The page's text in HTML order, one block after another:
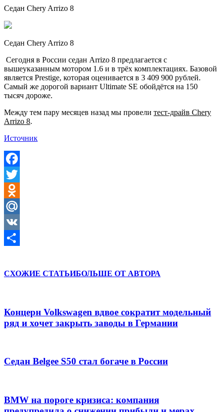
Седан Chery Arrizo 8
Седан Chery Arrizo 8
Сегодня в России седан Arrizo 8 предлагается с
вышеуказанным мотором 1.6 и в трёх комплектациях. Базовой
является Prestige, которая оценивается в 3 409 900 рублей.
Самый же дорогой вариант Ultimate SE обойдётся на 150
тысяч дороже.
Между тем пару месяцев назад мы провели тест-драйв Chery
Arrizo 8.
Источник
Facebook
Twitter
Odnoklassniki
Mail.Ru
VK
СХОЖИЕ СТАТЬИБОЛЬШЕ ОТ АВТОРА
Концерн Volkswagen вдвое сократит модельный
ряд и хочет закрыть заводы в Германии
Седан Belgee S50 стал богаче в России
BMW на пороге кризиса: компания